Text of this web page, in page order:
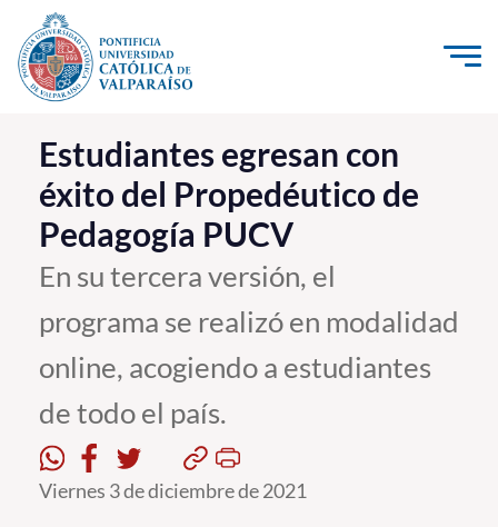
Click acá para ir directamente al contenido
La Universidad
Investigación, Creación e Innovación
PUCV Internacional
Vinculación con el Medio
Admisión
Pregrado
Postgrado
Formación Continua
Estudiantes egresan con
éxito del Propedéutico de
Pedagogía PUCV
En su tercera versión, el
programa se realizó en modalidad
online, acogiendo a estudiantes
de todo el país.
Viernes 3 de diciembre de 2021